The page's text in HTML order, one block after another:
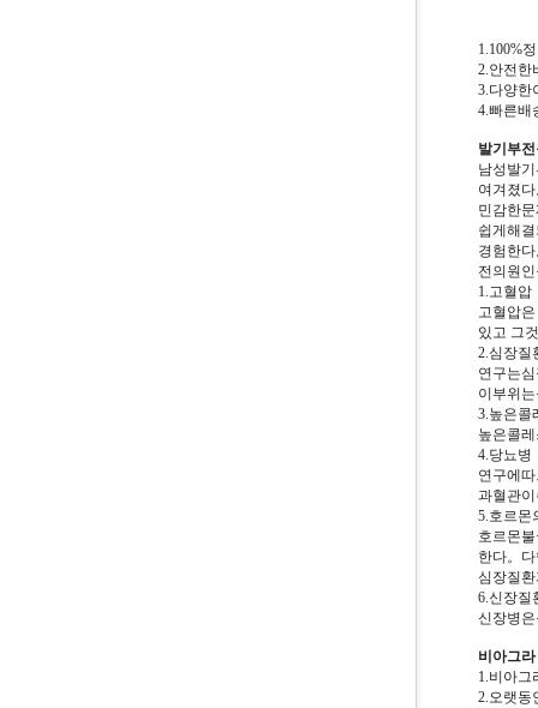
1.100%
2.안전한
3.다양한
4.빠른배
발기부
남성발
여겨졌
민감한
쉽게해
경험한
전의원
1.고혈압
고혈압
있고 그
2.심장질
연구는
이부위
3.높은콜
높은콜
4.당뇨병
연구에
과혈관
5.호르몬
호르몬
한다。
심장질
6.신장질
신장병
비아그
1.비아그
2.오랫동